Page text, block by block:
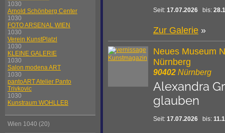
1030
Arnold Schönberg Center
1030
FOTO ARSENAL WIEN
1030
Verein KunstPlatzl
1030
KLEINE GALERIE
1030
Salon modena ART
1030
pantoART Atelier Panto
Trivkovic
1030
Kunstraum WOHLLEB
Wien 1040 (20)
Seit: 17.07.2026 bis:
Zur Galerie »
Neues Museum
Nürnberg
90402 Nürnberg
Alexandra
glauben
Seit: 17.07.2026 bis: